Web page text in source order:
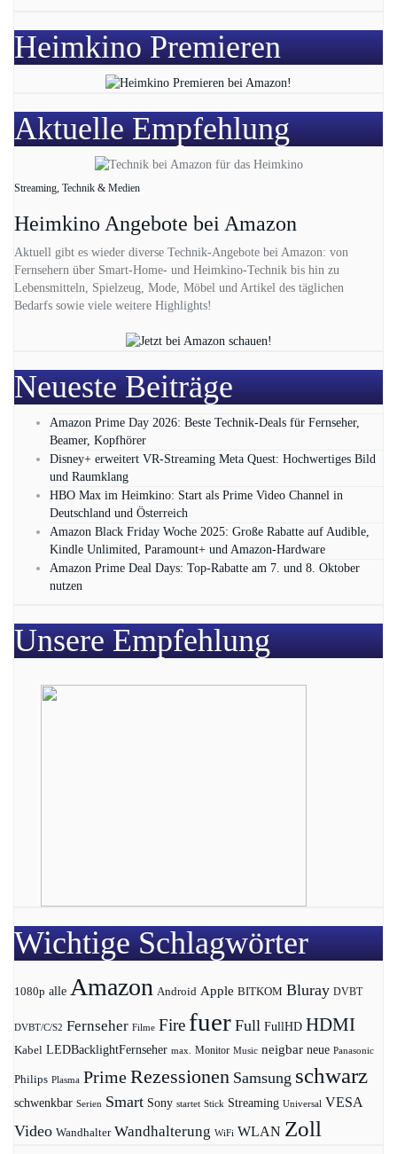
Heimkino Premieren
Aktuelle Empfehlung
Streaming, Technik & Medien
Heimkino Angebote bei Amazon
Aktuell gibt es wieder diverse Technik-Angebote bei Amazon: von
Fernsehern über Smart-Home- und Heimkino-Technik bis hin zu
Lebensmitteln, Spielzeug, Mode, Möbel und Artikel des täglichen
Bedarfs sowie viele weitere Highlights!
Neueste Beiträge
Amazon Prime Day 2026: Beste Technik-Deals für Fernseher,
Beamer, Kopfhörer
Disney+ erweitert VR‑Streaming Meta Quest: Hochwertiges Bild
und Raumklang
HBO Max im Heimkino: Start als Prime Video Channel in
Deutschland und Österreich
Amazon Black Friday Woche 2025: Große Rabatte auf Audible,
Kindle Unlimited, Paramount+ und Amazon‑Hardware
Amazon Prime Deal Days: Top-Rabatte am 7. und 8. Oktober
nutzen
Unsere Empfehlung
Wichtige Schlagwörter
1080p alle Amazon Android Apple BITKOM Bluray DVBT
DVBT/C/S2 Fernseher Filme Fire fuer Full FullHD HDMI
Kabel LEDBacklightFernseher max. Monitor Music neigbar neue Panasonic
Philips Plasma PrimeRezessionen Samsung schwarz
schwenkbar Serien Smart Sony startet Stick Streaming Universal VESA
Video Wandhalter Wandhalterung WiFi WLAN Zoll